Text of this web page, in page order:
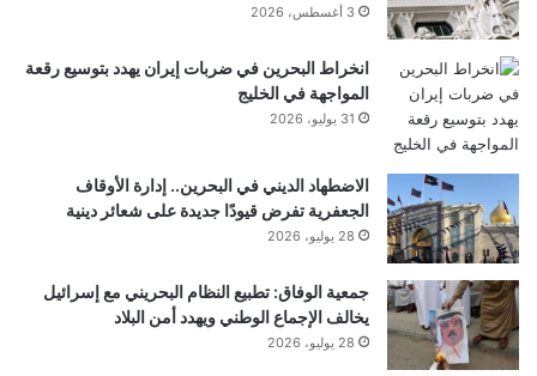
3 أغسطس، 2026
انخراط البحرين في ضربات إيران يهدد بتوسيع رقعة
المواجهة في الخليج
31 يوليو، 2026
الاضطهاد الديني في البحرين.. إدارة الأوقاف
الجعفرية تفرض قيودًا جديدة على شعائر دينية
28 يوليو، 2026
جمعية الوفاق: تطبيع النظام البحريني مع إسرائيل
يخالف الإجماع الوطني ويهدد أمن البلاد
28 يوليو، 2026